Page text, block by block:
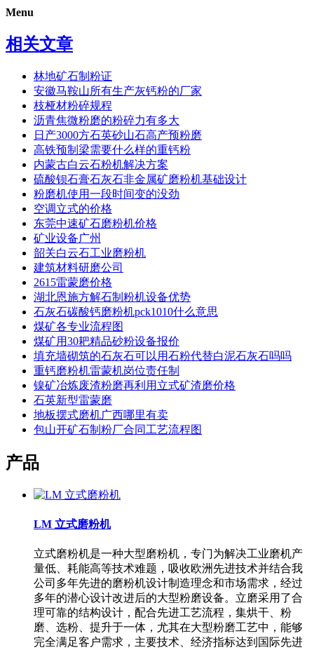
Menu
相关文章
林地矿石制粉证
安徽马鞍山所有生产灰钙粉的厂家
枝桠材粉碎规程
沥青焦微粉磨的粉碎力有多大
日产3000方石英砂山石高产预粉磨
高铁预制梁需要什么样的重钙粉
内蒙古白云石粉机解决方案
硫酸钡石膏石灰石非金属矿磨粉机基础设计
粉磨机使用一段时间变的没劲
空调立式的价格
东莞中速矿石磨粉机价格
矿业设备广州
韶关白云石工业磨粉机
建筑材料研磨公司
2615雷蒙磨价格
湖北恩施方解石制粉机设备优势
石灰石碳酸钙磨粉机pck1010什么意思
煤矿各专业流程图
煤矿用30耙精品砂粉设备报价
填充墙砌筑的石灰石可以用石粉代替白泥石灰石吗吗
重钙磨粉机雷蒙机岗位责任制
镍矿冶炼废渣粉磨再利用立式矿渣磨价格
石英新型雷蒙磨
地板摆式磨机广西哪里有卖
包山开矿石制粉厂合同工艺流程图
产品
LM 立式磨粉机
立式磨粉机是一种大型磨粉机，专门为解决工业磨机产
量低、耗能高等技术难题，吸收欧洲先进技术并结合我
公司多年先进的磨粉机设计制造理念和市场需求，经过
多年的潜心设计改进后的大型粉磨设备。立磨采用了合
理可靠的结构设计，配合先进工艺流程，集烘干、粉
磨、选粉、提升于一体，尤其在大型粉磨工艺中，能够
完全满足客户需求，主要技术、经济指标达到国际先进